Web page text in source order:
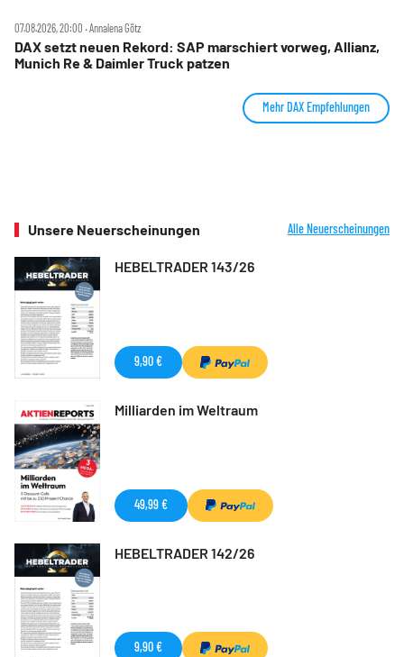
07.08.2026, 20:00 ‧ Annalena Götz
DAX setzt neuen Rekord: SAP marschiert vorweg, Allianz,
Munich Re & Daimler Truck patzen
Mehr DAX Empfehlungen
Unsere Neuerscheinungen Alle Neuerscheinungen
HEBELTRADER 143/26
9,90 €
Milliarden im Weltraum
49,99 €
HEBELTRADER 142/26
9,90 €